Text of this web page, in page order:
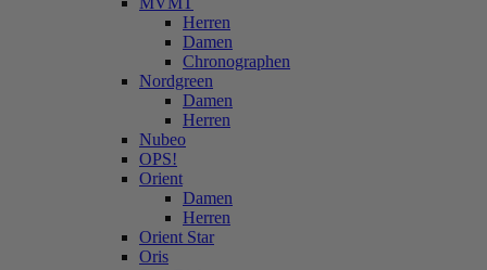
Herren
Damen
Chronographen
Nordgreen
Damen
Herren
Nubeo
OPS!
Orient
Damen
Herren
Orient Star
Oris